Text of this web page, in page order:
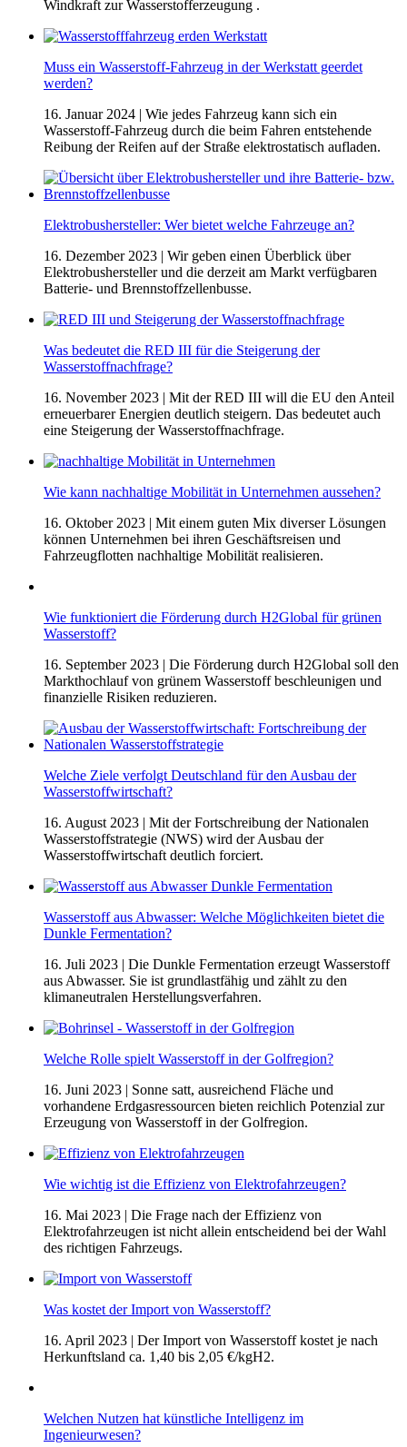
Windkraft zur Wasserstofferzeugung .
Muss ein Wasserstoff-Fahrzeug in der Werkstatt geerdet
werden?
16. Januar 2024 | Wie jedes Fahrzeug kann sich ein
Wasserstoff-Fahrzeug durch die beim Fahren entstehende
Reibung der Reifen auf der Straße elektrostatisch aufladen.
Elektrobushersteller: Wer bietet welche Fahrzeuge an?
16. Dezember 2023 | Wir geben einen Überblick über
Elektrobushersteller und die derzeit am Markt verfügbaren
Batterie- und Brennstoffzellenbusse.
Was bedeutet die RED III für die Steigerung der
Wasserstoffnachfrage?
16. November 2023 | Mit der RED III will die EU den Anteil
erneuerbarer Energien deutlich steigern. Das bedeutet auch
eine Steigerung der Wasserstoffnachfrage.
Wie kann nachhaltige Mobilität in Unternehmen aussehen?
16. Oktober 2023 | Mit einem guten Mix diverser Lösungen
können Unternehmen bei ihren Geschäftsreisen und
Fahrzeugflotten nachhaltige Mobilität realisieren.
Wie funktioniert die Förderung durch H2Global für grünen
Wasserstoff?
16. September 2023 | Die Förderung durch H2Global soll den
Markthochlauf von grünem Wasserstoff beschleunigen und
finanzielle Risiken reduzieren.
Welche Ziele verfolgt Deutschland für den Ausbau der
Wasserstoffwirtschaft?
16. August 2023 | Mit der Fortschreibung der Nationalen
Wasserstoffstrategie (NWS) wird der Ausbau der
Wasserstoffwirtschaft deutlich forciert.
Wasserstoff aus Abwasser: Welche Möglichkeiten bietet die
Dunkle Fermentation?
16. Juli 2023 | Die Dunkle Fermentation erzeugt Wasserstoff
aus Abwasser. Sie ist grundlastfähig und zählt zu den
klimaneutralen Herstellungsverfahren.
Welche Rolle spielt Wasserstoff in der Golfregion?
16. Juni 2023 | Sonne satt, ausreichend Fläche und
vorhandene Erdgasressourcen bieten reichlich Potenzial zur
Erzeugung von Wasserstoff in der Golfregion.
Wie wichtig ist die Effizienz von Elektrofahrzeugen?
16. Mai 2023 | Die Frage nach der Effizienz von
Elektrofahrzeugen ist nicht allein entscheidend bei der Wahl
des richtigen Fahrzeugs.
Was kostet der Import von Wasserstoff?
16. April 2023 | Der Import von Wasserstoff kostet je nach
Herkunftsland ca. 1,40 bis 2,05 €/kgH2.
Welchen Nutzen hat künstliche Intelligenz im
Ingenieurwesen?